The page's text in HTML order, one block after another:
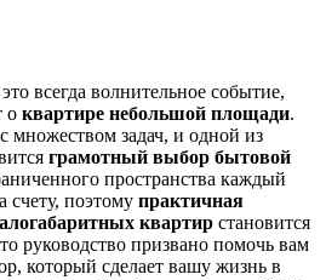
всегда волнительное событие,
о квартире небольшой площади.
множеством задач, и одной из
грамотный выбор бытовой
пространства каждый
счету, поэтому практичная
квартир становится
руководство призвано помочь вам
который сделает вашу жизнь в